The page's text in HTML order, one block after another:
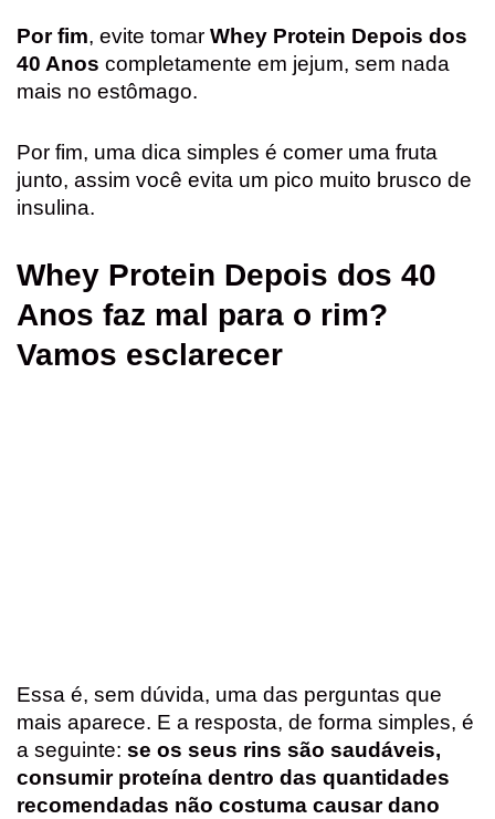
Por fim, evite tomar Whey Protein Depois dos
40 Anos completamente em jejum, sem nada
mais no estômago.
Por fim, uma dica simples é comer uma fruta
junto, assim você evita um pico muito brusco de
insulina.
Whey Protein Depois dos 40
Anos faz mal para o rim?
Vamos esclarecer
Essa é, sem dúvida, uma das perguntas que
mais aparece. E a resposta, de forma simples, é
a seguinte: se os seus rins são saudáveis,
consumir proteína dentro das quantidades
recomendadas não costuma causar dano